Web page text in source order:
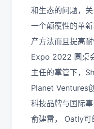
和生态的问题，
一个颠覆性的革
产方法而且提高
Expo 2022 圆桌
主任的掌管下，
Planet Ventures
科技品牌与国际事
俞建雷， Oatly可